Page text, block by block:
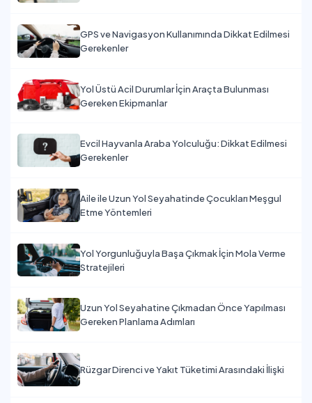
GPS ve Navigasyon Kullanımında Dikkat Edilmesi
Gerekenler
Yol Üstü Acil Durumlar İçin Araçta Bulunması
Gereken Ekipmanlar
Evcil Hayvanla Araba Yolculuğu: Dikkat Edilmesi
Gerekenler
Aile ile Uzun Yol Seyahatinde Çocukları Meşgul
Etme Yöntemleri
Yol Yorgunluğuyla Başa Çıkmak İçin Mola Verme
Stratejileri
Uzun Yol Seyahatine Çıkmadan Önce Yapılması
Gereken Planlama Adımları
Rüzgar Direnci ve Yakıt Tüketimi Arasındaki İlişki